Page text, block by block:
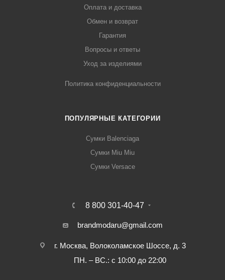
Оплата и доставка
Обмен и возврат
Гарантия
Вопросы и ответы
Уход за изделиями
Политика конфиденциальности
ПОПУЛЯРНЫЕ КАТЕГОРИИ
Сумки Balenciaga
Сумки Miu Miu
Сумки Versace
8 800 301-40-47
brandmodaru@gmail.com
г. Москва, Волоколамское Шоссе, д. 3
ПН. – ВС.: с 10:00 до 22:00